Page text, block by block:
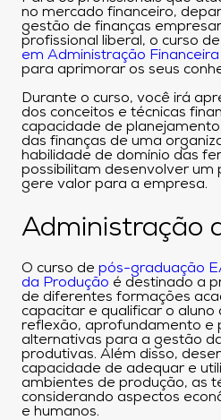
no mercado financeiro,
gestão de finanças
profissional liberal, o curso de
em Administração Financeira
para aprimorar os seus
Durante o curso, você irá
dos conceitos e técnicas
capacidade de
das finanças de uma
habilidade de domínio das
possibilitam desenvolver um
gere valor para a empresa.
Administração
O curso de pós-graduação
da Produção é destinado a
de diferentes formações
capacitar e qualificar o aluno
reflexão, aprofundamento e
alternativas para a gestão
produtivas. Além disso,
capacidade de adequar e
ambientes de produção, as
considerando aspectos
e humanos.